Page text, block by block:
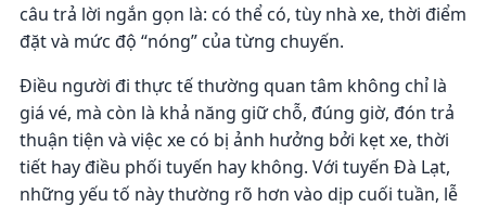
câu trả lời ngắn gọn là: có thể có, tùy nhà xe, thời điểm
đặt và mức độ “nóng” của từng chuyến.
Điều người đi thực tế thường quan tâm không chỉ là
giá vé, mà còn là khả năng giữ chỗ, đúng giờ, đón trả
thuận tiện và việc xe có bị ảnh hưởng bởi kẹt xe, thời
tiết hay điều phối tuyến hay không. Với tuyến Đà Lạt,
những yếu tố này thường rõ hơn vào dịp cuối tuần, lễ